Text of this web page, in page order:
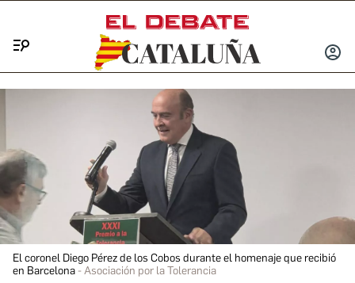
INICIAR
El coronel Diego Pérez de los Cobos durante el homenaje que recibió
en Barcelona
Asociación por la Tolerancia